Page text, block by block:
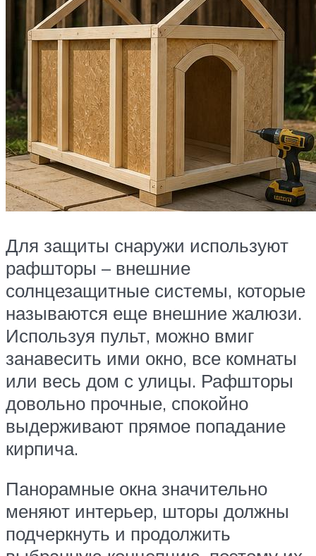
Для защиты снаружи используют
рафшторы – внешние
солнцезащитные системы, которые
называются еще внешние жалюзи.
Используя пульт, можно вмиг
занавесить ими окно, все комнаты
или весь дом с улицы. Рафшторы
довольно прочные, спокойно
выдерживают прямое попадание
кирпича.
Панорамные окна значительно
меняют интерьер, шторы должны
подчеркнуть и продолжить